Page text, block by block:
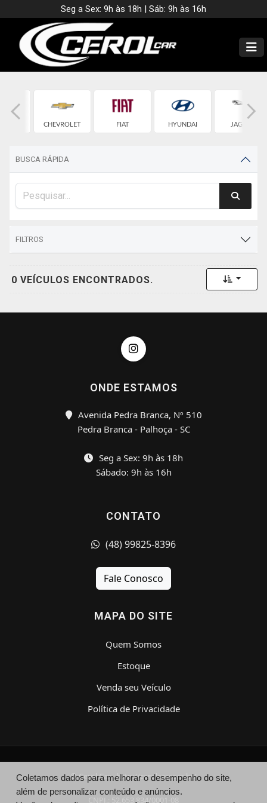
Seg a Sex: 9h às 18h | Sáb: 9h às 16h
CHEVROLET FIAT HYUNDAI JAGUAR
BUSCA RÁPIDA
FILTROS
0 VEÍCULOS ENCONTRADOS. Toggle
ONDE ESTAMOS
Avenida Pedra Branca, Nº 510
Pedra Branca - Palhoça - SC
Seg a Sex: 9h às 18h
Sábado: 9h às 16h
CONTATO
(48) 99825-8396
Fale Conosco
MAPA DO SITE
Quem Somos
Estoque
Venda seu Veículo
Política de Privacidade
© Cerol Car - http://cerolcar.com.br/
CNPJ.: 52.653.834/0001-08
Coletamos dados para melhorar o desempenho do site,
além de personalizar conteúdo e anúncios.